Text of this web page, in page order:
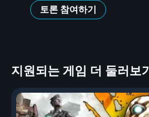
토론 참여하기
지원되는 게임 더 둘러보기